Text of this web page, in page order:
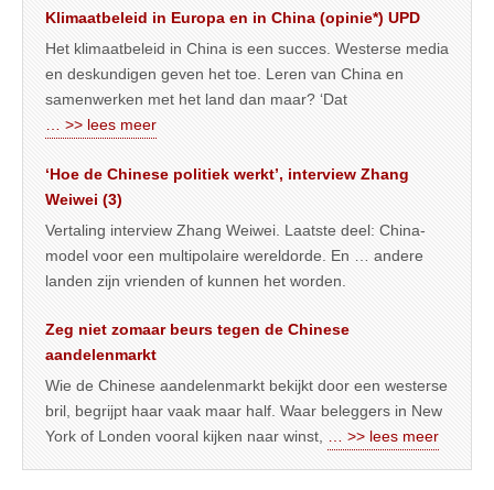
Klimaatbeleid in Europa en in China (opinie*) UPD
Het klimaatbeleid in China is een succes. Westerse media
en deskundigen geven het toe. Leren van China en
samenwerken met het land dan maar? ‘Dat
… >> lees meer
‘Hoe de Chinese politiek werkt’, interview Zhang
Weiwei (3)
Vertaling interview Zhang Weiwei. Laatste deel: China-
model voor een multipolaire wereldorde. En … andere
landen zijn vrienden of kunnen het worden.
Zeg niet zomaar beurs tegen de Chinese
aandelenmarkt
Wie de Chinese aandelenmarkt bekijkt door een westerse
bril, begrijpt haar vaak maar half. Waar beleggers in New
York of Londen vooral kijken naar winst, … >> lees meer